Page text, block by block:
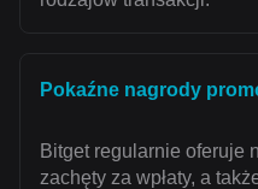
Pokaźne nagrody
Bitget regularnie oferuje
zachęty za wpłaty, a